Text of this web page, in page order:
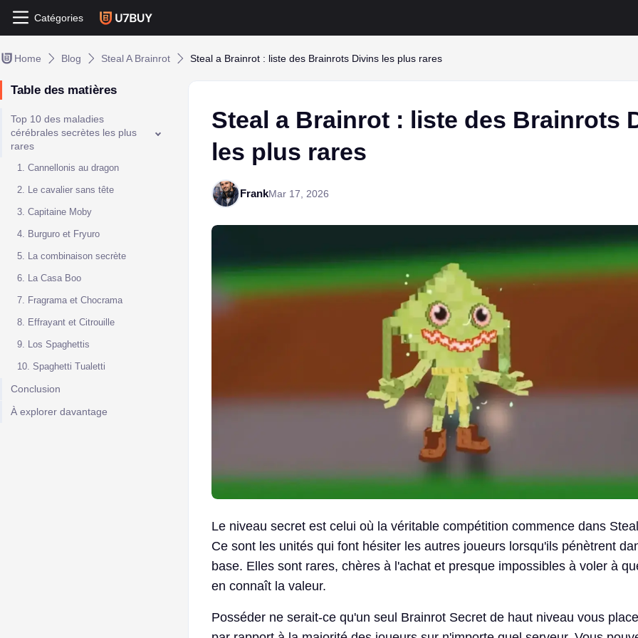
Catégories
Home Blog Steal A Brainrot Steal a Brainrot : liste des Brainrots Divins les plus rares
Table des matières
Top 10 des maladies
cérébrales secrètes les plus
rares
1. Cannellonis au dragon
2. Le cavalier sans tête
3. Capitaine Moby
4. Burguro et Fryuro
5. La combinaison secrète
6. La Casa Boo
7. Fragrama et Chocrama
8. Effrayant et Citrouille
9. Los Spaghettis
10. Spaghetti Tualetti
Conclusion
À explorer davantage
Steal a Brainrot : liste des Brainrots
les plus rares
FrankMar 17, 2026
Le niveau secret est celui où la véritable compétition commence dans
Ce sont les unités qui font hésiter les autres joueurs lorsqu'ils pénètrent
base. Elles sont rares, chères à l'achat et presque impossibles à voler à
en connaît la valeur.
Posséder ne serait-ce qu'un seul Brainrot Secret de haut niveau vous